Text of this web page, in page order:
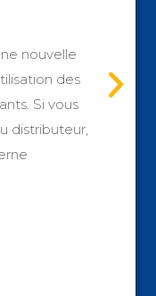
nouvelle
des
Si vous
distributeur,